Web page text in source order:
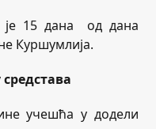
је 15 дана од дана
Куршумлија.
учешћа у додели